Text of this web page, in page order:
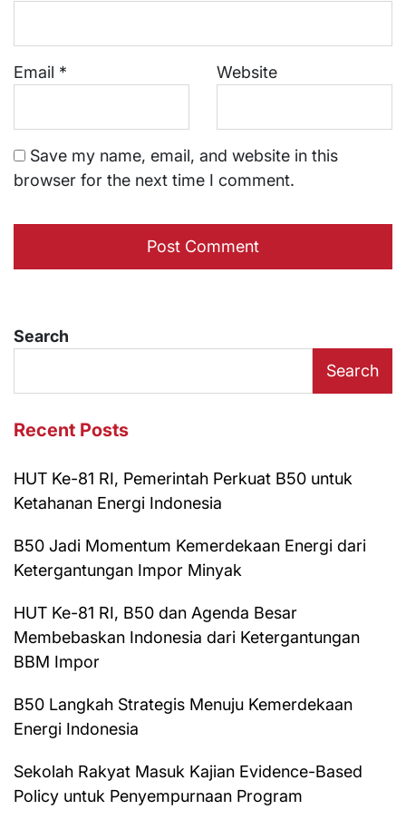
Email * Website
Save my name, email, and website in this
browser for the next time I comment.
Search
Search
Recent Posts
HUT Ke-81 RI, Pemerintah Perkuat B50 untuk
Ketahanan Energi Indonesia
B50 Jadi Momentum Kemerdekaan Energi dari
Ketergantungan Impor Minyak
HUT Ke-81 RI, B50 dan Agenda Besar
Membebaskan Indonesia dari Ketergantungan
BBM Impor
B50 Langkah Strategis Menuju Kemerdekaan
Energi Indonesia
Sekolah Rakyat Masuk Kajian Evidence-Based
Policy untuk Penyempurnaan Program